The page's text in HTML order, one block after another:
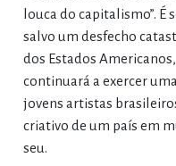
louca do capitalismo”.
salvo um desfecho
dos Estados
continuará a exercer
jovens artistas
criativo de um país em
seu.